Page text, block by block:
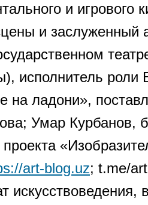
и игрового
и заслуженный
исполнитель роли
на ладони»,
Умар Курбанов,
art-blog.uz; t.me/
искусствоведения,